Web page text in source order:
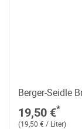
Berger-Seidle
19,50 €*
(19,50 € / Liter)